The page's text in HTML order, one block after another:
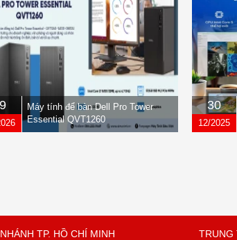
Máy tính để bàn Dell Pro Tower
Essential QVT1260
30
12/2025
TP. HỒ CHÍ MINH TRUNG